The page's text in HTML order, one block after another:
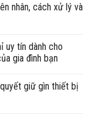
nhân, cách xử lý và
uy tín dành cho
gia đình bạn
giữ gìn thiết bị